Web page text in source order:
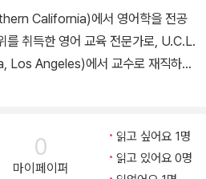
California)에서 영어학을 전공
취득한 영어 교육 전문가로, U.C.L.
Angeles)에서 교수로 재직하며
0
마이페이퍼
읽고 싶어요 1명
읽고 있어요 0명